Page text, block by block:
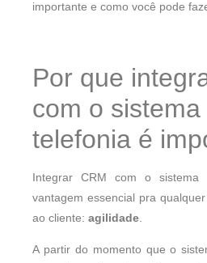
importante e como você pode
Por que
com o sistema
telefonia é
Integrar CRM com o
vantagem essencial pra
ao cliente: agilidade
A partir do momento que o